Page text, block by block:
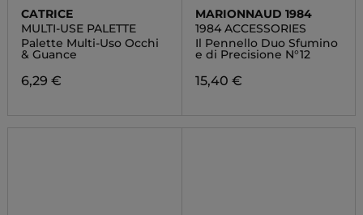
CATRICE
MULTI-USE PALETTE
Palette Multi-Uso Occhi
& Guance
6,29 €
MARIONNAUD 1984
1984 ACCESSORIES
Il Pennello Duo Sfumino
e di Precisione N°12
15,40 €